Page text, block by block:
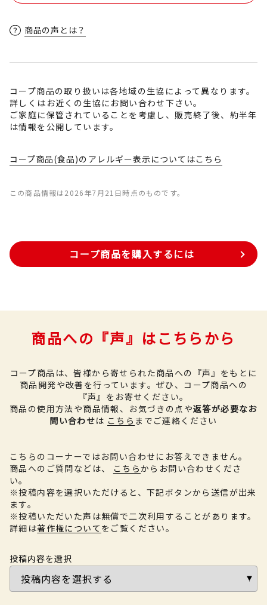
商品の声とは？
コープ商品の取り扱いは各地域の生協によって異なります。
詳しくはお近くの生協にお問い合わせ下さい。
ご家庭に保管されていることを考慮し、販売終了後、約半年
は情報を公開しています。
コープ商品(食品)のアレルギー表示についてはこちら
この商品情報は2026年7月21日時点のものです。
コープ商品を購入するには
商品への『声』はこちらから
コープ商品は、皆様から寄せられた商品への『声』をもとに
商品開発や改善を行っています。 ぜひ、コープ商品への
『声』をお寄せください。
商品の使用方法や商品情報、お気づきの点や返答が必要なお
問い合わせは こちら までご連絡ください
こちらのコーナーではお問い合わせにお答えできません。
商品へのご質問などは、
こちらからお問い合わせくださ
い。
※投稿内容を選択いただけると、下記ボタンから送信が出来
ます。
※投稿いただいた声は無償で二次利用することがあります。
詳細は著作権について をご覧ください。
投稿内容を選択